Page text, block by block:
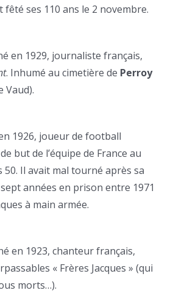
fêté ses 110 ans le 2 novembre.
en 1929, journaliste français,
. Inhumé au cimetière de Perroy
Vaud).
1926, joueur de football
but de l’équipe de France au
50. Il avait mal tourné après sa
années en prison entre 1971
à main armée.
en 1923, chanteur français,
« Frères Jacques » (qui
morts…).